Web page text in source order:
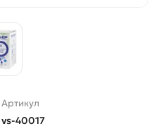
Артикул
vs-40017